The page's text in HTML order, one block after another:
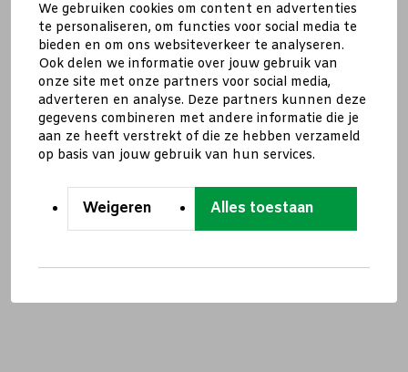
We gebruiken cookies om content en advertenties
te personaliseren, om functies voor social media te
bieden en om ons websiteverkeer te analyseren.
Ook delen we informatie over jouw gebruik van
onze site met onze partners voor social media,
adverteren en analyse. Deze partners kunnen deze
gegevens combineren met andere informatie die je
aan ze heeft verstrekt of die ze hebben verzameld
op basis van jouw gebruik van hun services.
Weigeren Alles toestaan